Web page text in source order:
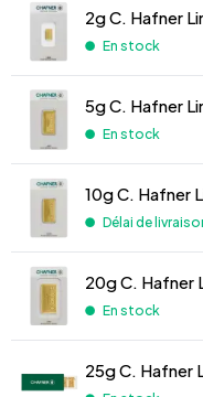
2g C. Hafner
En stock
5g C. Hafner
En stock
10g C. Hafner
Délai de
20g C. Hafner
En stock
25g C. Hafner